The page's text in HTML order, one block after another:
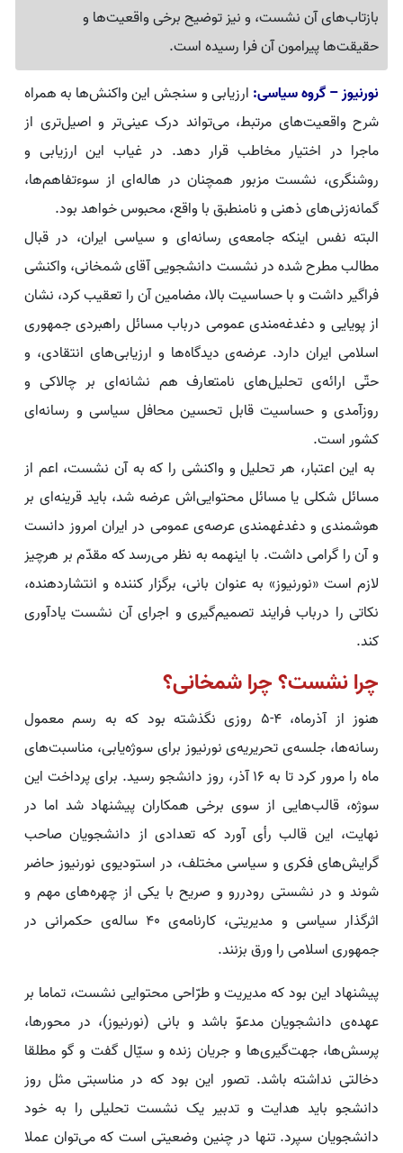
بازتاب‌های آن نشست، و نیز توضیح برخی واقعیت‌ها و
حقیقت‌ها پیرامون آن فرا رسیده است.
نورنیوز – گروه سیاسی: ارزیابی و سنجش این واکنش‌ها به همراه
شرح واقعیت‌های مرتبط، می‌تواند درک عینی‌تر و اصیل‌تری از
ماجرا در اختیار مخاطب قرار دهد. در غیاب این ارزیابی و
روشنگری، نشست مزبور همچنان در هاله‌ای از سوءتفاهم‌ها،
گمانه‌زنی‌های ذهنی و نامنطبق با واقع، محبوس خواهد بود.
البته نفس اینکه جامعه‌ی رسانه‌ای و سیاسی ایران، در قبال
مطالب مطرح شده در نشست دانشجویی آقای شمخانی، واکنشی
فراگیر داشت و با حساسیت بالا، مضامین آن را تعقیب کرد، نشان
از پویایی و دغدغه‌مندی عمومی درباب مسائل راهبردی جمهوری
اسلامی ایران دارد. عرضه‌ی دیدگاه‌ها و ارزیابی‌های انتقادی، و
حتّی ارائه‌ی تحلیل‌های نامتعارف هم نشانه‌ای بر چالاکی و
روزآمدی و حساسیت قابل تحسین محافل سیاسی و رسانه‌ای
کشور است.
به این اعتبار، هر تحلیل و واکنشی را که به آن نشست، اعم از
مسائل شکلی یا مسائل محتوایی‌اش عرضه شد، باید قرینه‌ای بر
هوشمندی و دغدغه‎مندی عرصه‌ی عمومی در ایران امروز دانست
و آن را گرامی داشت. با اینهمه به نظر می‌رسد که مقدّم بر هرچیز
لازم است «نورنیوز» به عنوان بانی، برگزار کننده و انتشاردهنده،
نکاتی را درباب فرایند تصمیم‌گیری و اجرای آن نشست یادآوری
کند.
چرا نشست؟ چرا شمخانی؟
هنوز از آذرماه،‌ 4-5 روزی نگذشته بود که به رسم معمول
رسانه‌ها، جلسه‌ی تحریریه‌ی نورنیوز برای سوژه‌یابی، مناسبت‌های
ماه را مرور کرد تا به 16 آذر، روز دانشجو رسید. برای پرداخت این
سوژه، قالب‌هایی از سوی برخی همکاران پیشنهاد شد اما در
نهایت، این قالب رأی آورد که تعدادی از دانشجویان صاحب
گرایش‌های فکری و سیاسی مختلف، در استودیوی نورنیوز حاضر
شوند و در نشستی رودررو و صریح با یکی از چهره‌های مهم و
اثرگذار سیاسی و مدیریتی، کارنامه‌ی 40 ساله‌ی حکمرانی در
جمهوری اسلامی را ورق بزنند.
پیشنهاد این بود که مدیریت و طرّاحی محتوایی نشست، تماما بر
عهده‌ی دانشجویان مدعوّ باشد و بانی (نورنیوز)، در محورها،
پرسش‌ها، جهت‌گیری‌ها و جریان زنده‌ و سیّال گفت و گو مطلقا
دخالتی نداشته باشد. تصور این بود که در مناسبتی مثل روز
دانشجو باید هدایت و تدبیر یک نشست تحلیلی را به خود
دانشجویان سپرد. تنها در چنین وضعیتی است که می‌توان عملا